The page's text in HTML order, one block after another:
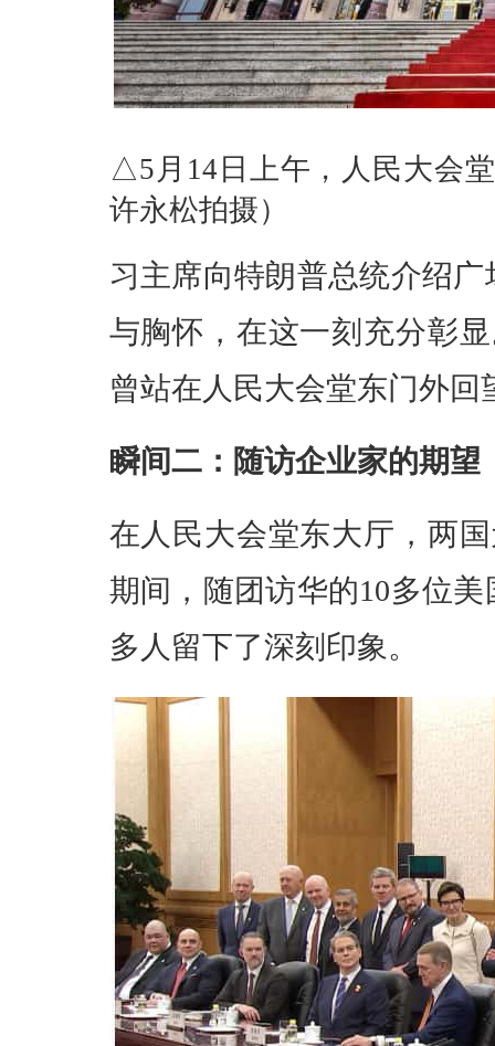
△5月14日上午，人民大会
许永松拍摄）
习主席向特朗普总统介绍
与胸怀，在这一刻充分彰
曾站在人民大会堂东门外回
瞬间二：随访企业家的期望
在人民大会堂东大厅，两
期间，随团访华的10多位
多人留下了深刻印象。